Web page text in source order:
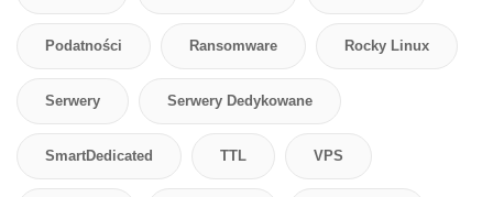
Podatności Ransomware Rocky Linux
Serwery Serwery Dedykowane
SmartDedicated TTL VPS